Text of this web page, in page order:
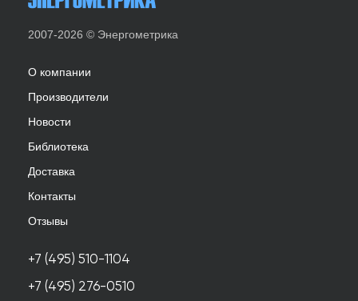
2007-2026 © Энергометрика
О компании
Производители
Новости
Библиотека
Доставка
Контакты
Отзывы
+7 (495) 510-1104
+7 (495) 276-0510